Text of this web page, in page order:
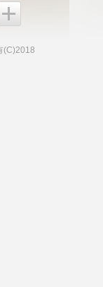
(C)2018